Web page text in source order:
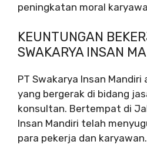
peningkatan moral
KEUNTUNGAN
SWAKARYA INSAN
PT Swakarya Insan
yang bergerak di bidang
konsultan. Bertempat di
Insan Mandiri telah
para pekerja dan karyawan.